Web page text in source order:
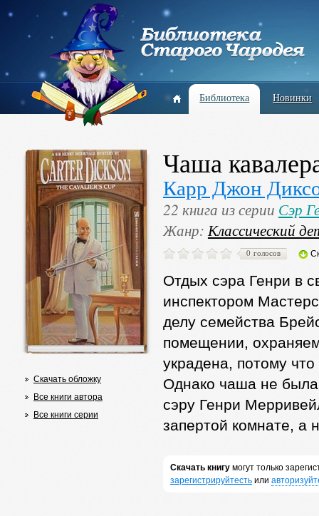
Библиотека Новинки
Скачать обложку
Все книги автора
Все книги серии
Чаша
Карр Джон
22 книга из серии Сэр
Жанр:Классический
0 голосов
Отдых сэра Генри в
инспектором
делу семейства
помещении,
украдена, потому
Однако чаша не
сэру Генри
запертой комнате, а
Скачать книгумогут только
зарегистрируйтестьили